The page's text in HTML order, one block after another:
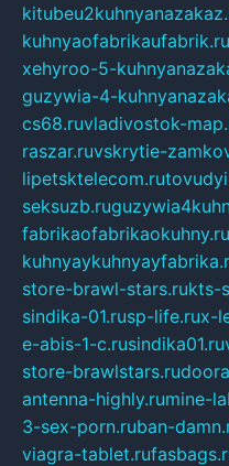
kuhnyaofabrikaufabrik.ru
xehyroo-5-
guzywia-4-
cs68.ruvladivostok-
raszar.ruvskrytie-
lipetsktelecom.ru
seksuzb.ru
fabrikaofabrikaokuhny.ru
store-brawl-stars.rukts-
sindika-01.rusp-life.rux-
e-abis-1-c.rusindika01.ru
store-brawlstars.ru
antenna-highly.rumine-
3-sex-porn.ruban-
viagra-tablet.ru